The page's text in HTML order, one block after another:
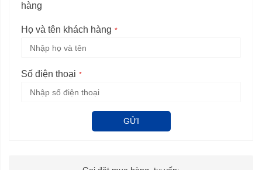
hàng
Họ và tên khách hàng
Số điện thoại
GỬI